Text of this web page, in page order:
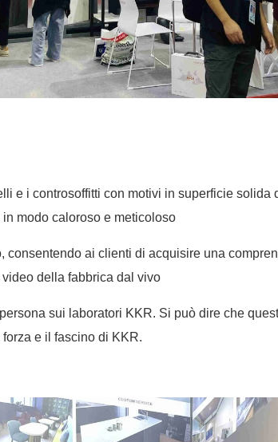
e i controsoffitti con motivi in ​​superficie solida
modo caloroso e meticoloso
consentendo ai clienti di acquisire una
della fabbrica dal vivo
sui laboratori KKR. Si può dire che
e il fascino di KKR.